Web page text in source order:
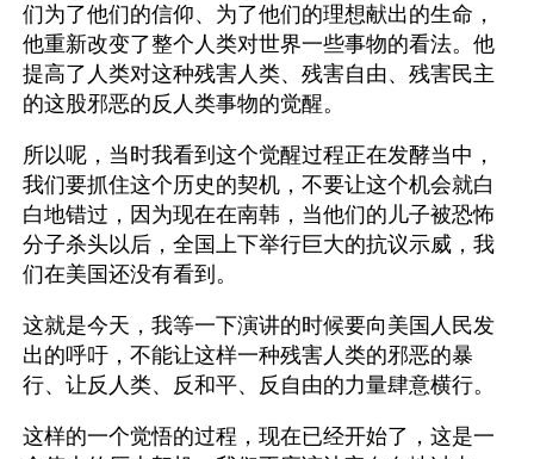
们为了他们的信仰、为了他们的理想献出的生命，
他重新改变了整个人类对世界一些事物的看法。他
提高了人类对这种残害人类、残害自由、残害民主
的这股邪恶的反人类事物的觉醒。
所以呢，当时我看到这个觉醒过程正在发酵当中，
我们要抓住这个历史的契机，不要让这个机会就白
白地错过，因为现在在南韩，当他们的儿子被恐怖
分子杀头以后，全国上下举行巨大的抗议示威，我
们在美国还没有看到。
这就是今天，我等一下演讲的时候要向美国人民发
出的呼吁，不能让这样一种残害人类的邪恶的暴
行、让反人类、反和平、反自由的力量肆意横行。
这样的一个觉悟的过程，现在已经开始了，这是一